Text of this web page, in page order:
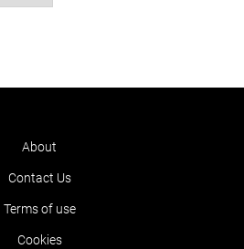
About
Contact Us
Terms of use
Cookies